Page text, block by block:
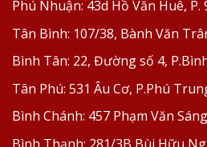
Phú Nhuận: 43d Hồ Văn Huê, P.
Tân Bình: 107/38, Bành Văn
Bình Tân: 22, Đường số 4,
Tân Phú: 531 Âu Cơ, P.Phú
Bình Chánh: 457 Phạm Văn